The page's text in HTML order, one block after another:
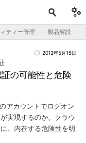
ティー管理 製品解説
2012年5月15日
の可能性と危険
アカウントでログオン
実現するのか。クラウ
、内在する危険性を明